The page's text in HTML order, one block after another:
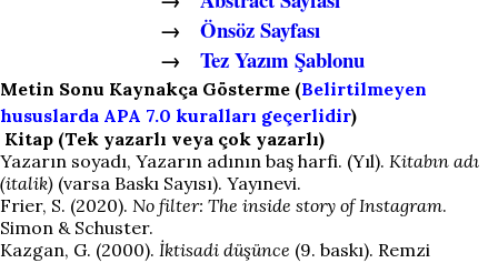
→ Önsöz Sayfası
→ Tez Yazım Şablonu
Metin Sonu Kaynakça Gösterme (Belirtilmeyen
hususlarda APA 7.0 kuralları geçerlidir)
Kitap (Tek yazarlı veya çok yazarlı)
Yazarın soyadı, Yazarın adının baş harfi. (Yıl). Kitabın adı
(italik) (varsa Baskı Sayısı). Yayınevi.
Frier, S. (2020). No filter: The inside story of Instagram.
Simon & Schuster.
Kazgan, G. (2000). İktisadi düşünce (9. baskı). Remzi